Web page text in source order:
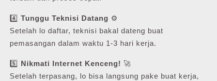
4️⃣ Tunggu Teknisi Datang ⚙️
Setelah lo daftar, teknisi bakal dateng buat
pemasangan dalam waktu 1-3 hari kerja.
5️⃣ Nikmati Internet Kenceng! 🚀
Setelah terpasang, lo bisa langsung pake buat kerja,